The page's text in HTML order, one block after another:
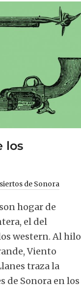
los
de Sonora
hogar de
el del
western. Al hilo
Viento
traza la
de Sonora en los